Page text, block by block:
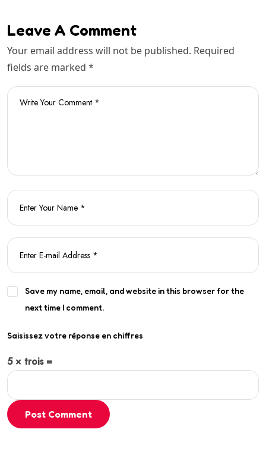
Leave A Comment
Your email address will not be published. Required
fields are marked *
Save my name, email, and website in this browser for the
next time I comment.
Saisissez votre réponse en chiffres
5 × trois =
Post Comment